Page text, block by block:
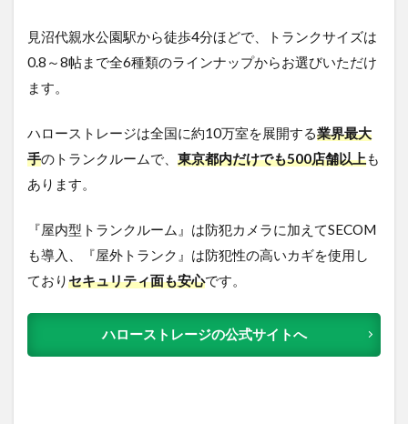
見沼代親水公園駅から徒歩4分ほどで、トランクサイズは
0.8～8帖まで全6種類のラインナップからお選びいただけ
ます。
ハローストレージは全国に約10万室を展開する業界最大
手のトランクルームで、 東京都内だけでも500店舗以上も
あります。
『屋内型トランクルーム』は防犯カメラに加えてSECOM
も導入、『屋外トランク』は防犯性の高いカギを使用し
ておりセキュリティ面も安心です。
ハローストレージの公式サイトへ